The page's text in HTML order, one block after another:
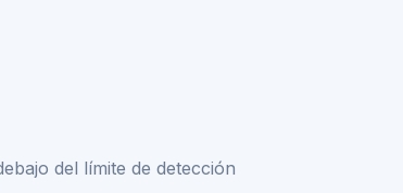
del límite de detección